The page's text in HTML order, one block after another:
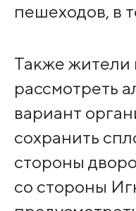
пешеходов, в
Также жители
рассмотреть
вариант
сохранить
стороны
со стороны